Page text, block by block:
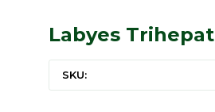
Labyes Trihepat
SKU: